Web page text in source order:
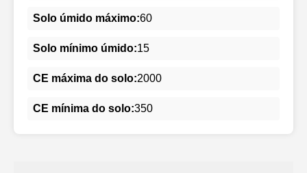
Solo úmido máximo:60
Solo mínimo úmido:15
CE máxima do solo:2000
CE mínima do solo:350